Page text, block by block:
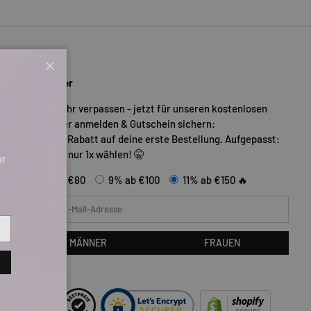
Newsletter
Nichts mehr verpassen - jetzt für unseren kostenlosen
Newsletter anmelden & Gutschein sichern:
Bis zu 11% Rabatt auf deine erste Bestellung. Aufgepasst:
Du kannst nur 1x wählen! 🤫
5% ab €80 9% ab €100 11% ab €150 🔥
MÄNNER FRAUEN